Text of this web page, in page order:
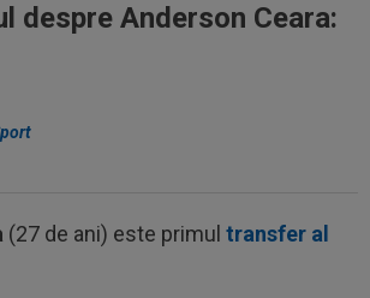
despre Anderson Ceara:
(27 de ani) este primul transfer al